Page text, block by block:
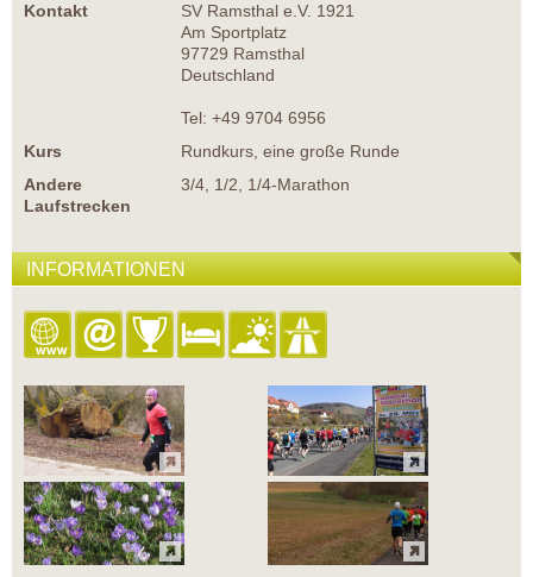
Kontakt
SV Ramsthal e.V. 1921
Am Sportplatz
97729 Ramsthal
Deutschland
Tel: +49 9704 6956
Kurs
Rundkurs, eine große Runde
Andere
Laufstrecken
3/4, 1/2, 1/4-Marathon
INFORMATIONEN